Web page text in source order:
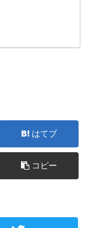
はてブ
コピー